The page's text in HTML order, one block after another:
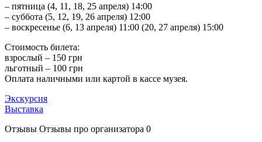
– пятница (4, 11, 18, 25 апреля) 14:00
– суббота (5, 12, 19, 26 апреля) 12:00
– воскресенье (6, 13 апреля) 11:00 (20, 27 апреля) 15:00
Стоимость билета:
взрослый – 150 грн
льготный – 100 грн
Оплата наличными или картой в кассе музея.
Экскурсия
Выставка
Отзывы Отзывы про организатора 0